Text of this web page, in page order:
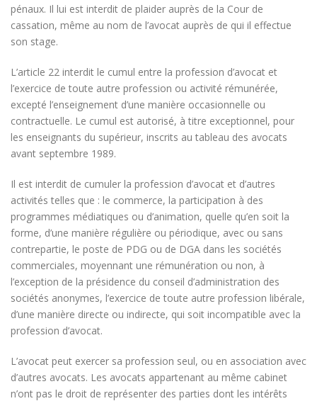
pénaux. Il lui est interdit de plaider auprès de la Cour de
cassation, même au nom de l’avocat auprès de qui il effectue
son stage.
L’article 22 interdit le cumul entre la profession d’avocat et
l’exercice de toute autre profession ou activité rémunérée,
excepté l’enseignement d’une manière occasionnelle ou
contractuelle. Le cumul est autorisé, à titre exceptionnel, pour
les enseignants du supérieur, inscrits au tableau des avocats
avant septembre 1989.
Il est interdit de cumuler la profession d’avocat et d’autres
activités telles que : le commerce, la participation à des
programmes médiatiques ou d’animation, quelle qu’en soit la
forme, d’une manière régulière ou périodique, avec ou sans
contrepartie, le poste de PDG ou de DGA dans les sociétés
commerciales, moyennant une rémunération ou non, à
l’exception de la présidence du conseil d’administration des
sociétés anonymes, l’exercice de toute autre profession libérale,
d’une manière directe ou indirecte, qui soit incompatible avec la
profession d’avocat.
L’avocat peut exercer sa profession seul, ou en association avec
d’autres avocats. Les avocats appartenant au même cabinet
n’ont pas le droit de représenter des parties dont les intérêts